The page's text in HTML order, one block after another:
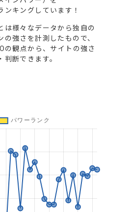
ンキングしています！
は様々なデータから独自の
強さを計測したもので、
の観点から、サイトの強さ
断できます。